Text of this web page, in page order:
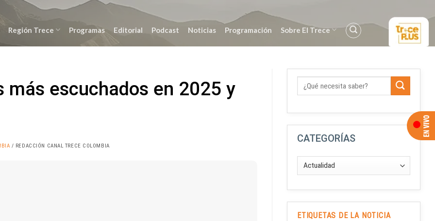
Región Trece Programas Editorial Podcast Noticias Programación Sobre El Trece
escuchados en 2025 y
/ REDACCIÓN CANAL TRECE COLOMBIA
CATEGORÍAS
ETIQUETAS DE LA NOTICIA